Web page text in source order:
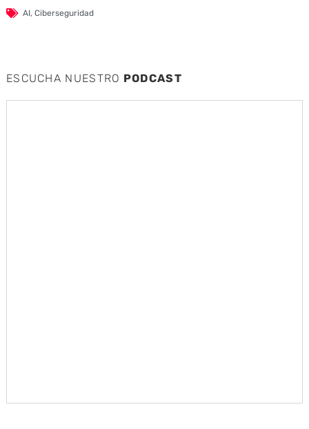
AI, Ciberseguridad
ESCUCHA NUESTRO PODCAST